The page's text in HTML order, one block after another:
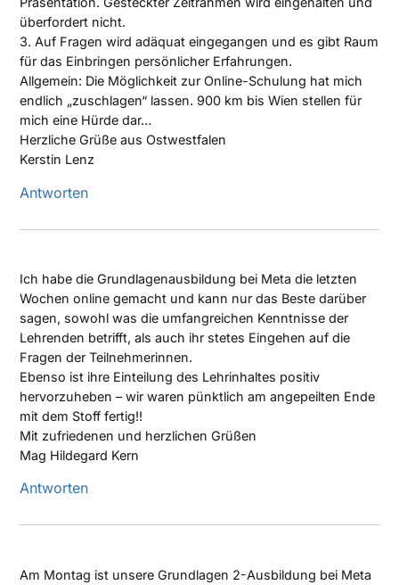
überfordert nicht.
3. Auf Fragen wird adäquat eingegangen und es gibt Raum
für das Einbringen persönlicher Erfahrungen.
Allgemein: Die Möglichkeit zur Online-Schulung hat mich
endlich „zuschlagen“ lassen. 900 km bis Wien stellen für
mich eine Hürde dar…
Herzliche Grüße aus Ostwestfalen
Kerstin Lenz
Antworten
Ich habe die Grundlagenausbildung bei Meta die letzten
Wochen online gemacht und kann nur das Beste darüber
sagen, sowohl was die umfangreichen Kenntnisse der
Lehrenden betrifft, als auch ihr stetes Eingehen auf die
Fragen der Teilnehmerinnen.
Ebenso ist ihre Einteilung des Lehrinhaltes positiv
hervorzuheben – wir waren pünktlich am angepeilten Ende
mit dem Stoff fertig!!
Mit zufriedenen und herzlichen Grüßen
Mag Hildegard Kern
Antworten
Am Montag ist unsere Grundlagen 2-Ausbildung bei Meta